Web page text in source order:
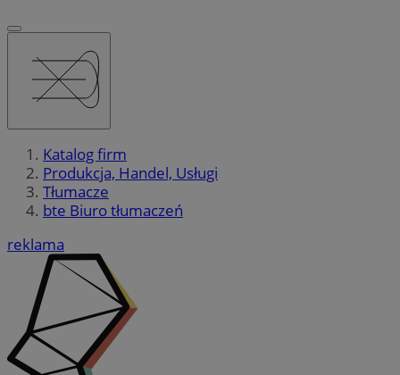
Katalog firm
Produkcja, Handel, Usługi
Tłumacze
bte Biuro tłumaczeń
reklama